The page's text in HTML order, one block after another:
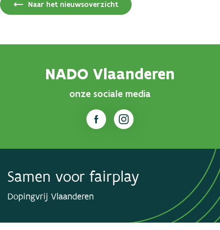
Naar het nieuwsoverzicht
NADO Vlaanderen
onze sociale media
Samen voor fairplay
Dopingvrij Vlaanderen